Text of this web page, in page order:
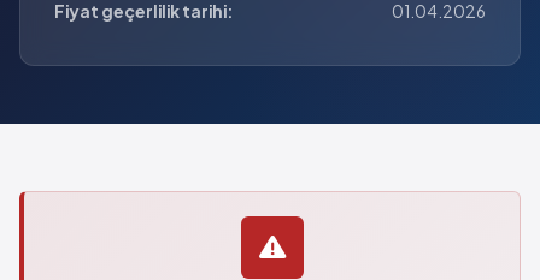
Fiyat geçerlilik tarihi:
01.04.2026